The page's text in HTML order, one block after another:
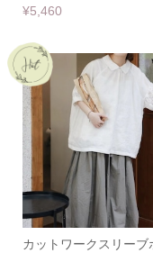
¥5,460
カットワークスリーブ